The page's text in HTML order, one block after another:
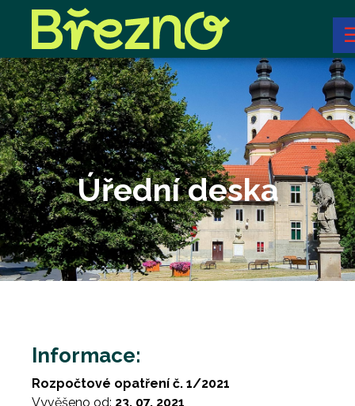
Úřední deska
Informace:
Rozpočtové opatření č. 1/2021
Vyvěšeno od: 23. 07. 2021